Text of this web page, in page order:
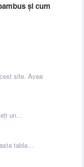
și cum
site. Avea
un…
tabla…